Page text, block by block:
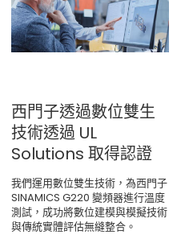
西門子透過數位雙生
技術透過 UL
Solutions 取得認證
我們運用數位雙生技術，為西門子
SINAMICS G220 變頻器進行溫度
測試，成功將數位建模與模擬技術
與傳統實體評估無縫整合。